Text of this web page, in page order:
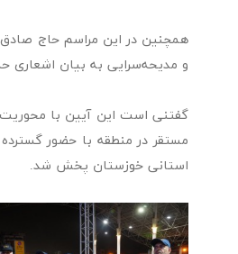
همچنین در این مراسم حاج
و مدیحه‌سرایی به بیان
گفتنی است این آیین با
مستقر در منطقه با حضور
استانی خوزستان پخش شد.